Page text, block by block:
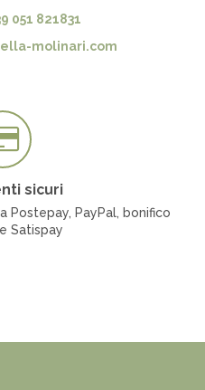
051 821831
molinari.com
sicuri
Postepay, PayPal, bonifico
Satispay